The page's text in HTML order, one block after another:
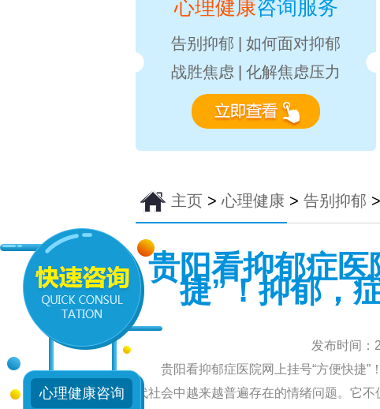
心理健康咨询服务
告别抑郁
如何面对抑郁
战胜焦虑
化解焦虑压力
主页 >心理健康 > 告别抑郁 >
贵阳看抑郁症医
捷”！抑郁，
发布时间：
贵阳看抑郁症医院网上挂号“方便快捷”
代社会中越来越普遍存在的情绪问题。它
心理健康咨询